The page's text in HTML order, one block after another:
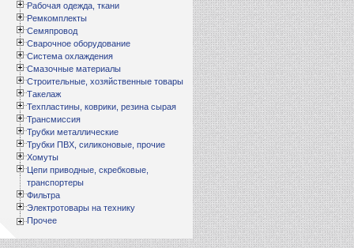
Рабочая одежда, ткани
Ремкомплекты
Семяпровод
Сварочное оборудование
Система охлаждения
Смазочные материалы
Строительные, хозяйственные товары
Такелаж
Техпластины, коврики, резина сырая
Трансмиссия
Трубки металлические
Трубки ПВХ, силиконовые, прочие
Хомуты
Цепи приводные, скребковые,
транспортеры
Фильтра
Электротовары на технику
Прочее